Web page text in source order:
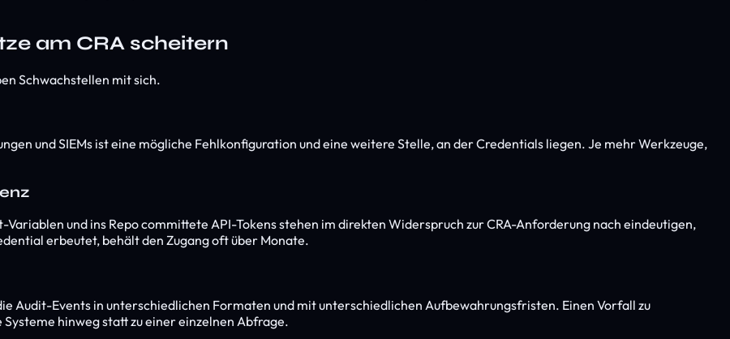
am CRA scheitern
Schwachstellen mit sich.
und SIEMs ist eine mögliche Fehlkonfiguration und eine weitere Stelle, an der Credentials liegen. Je mehr Werkzeuge,
und ins Repo committete API-Tokens stehen im direkten Widerspruch zur CRA-Anforderung nach eindeutigen,
erbeutet, behält den Zugang oft über Monate.
Audit-Events in unterschiedlichen Formaten und mit unterschiedlichen Aufbewahrungsfristen. Einen Vorfall zu
hinweg statt zu einer einzelnen Abfrage.